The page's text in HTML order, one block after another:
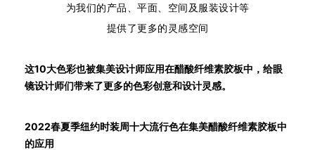
为我们的产品、平面、空间及服装设计等
提供了更多的灵感空间
这10大色彩也被集美设计师应用在醋酸纤维素胶板中，给眼
镜设计师们带来了更多的色彩创意和设计灵感。
2022春夏季纽约时装周十大流行色在集美醋酸纤维素胶板中
的应用